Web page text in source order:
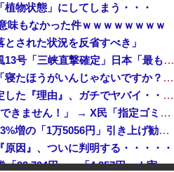
植物状態」にしてしまう・・・
味もなかった件ｗｗｗｗｗｗｗｗ
された状況を反省すべき」
中国「大洪水！」三峡ダム「決壊危機」台風13号「三峡直撃確定」日本「最も強い勢力で接近！（伊勢湾台風級」台風13号と15号「中国本土でぶつかり合...
ショートスリーパー堀大輔さん、生配信で「寝たほうがいんじゃないですか？」というコメントにブチギレ！ガチで怖すぎると話題に・・・
【悲報】リュウジ氏、冷やし中華を完全否定した『理由』、ガチでヤバイ・・・・・・
【悲報】財務省「レジ都合で消費税を0％にできません！」 → X民「指定ゴミ袋を買ってレシート見たら消費税はゼロになるんだけど？」ｗｗｗｗｗｗｗｗ...
【速報】人事院、2年連続で国家公務員月給3%増の「1万5056円」引き上げ勧告 2年で6%超え
因』、ついに判明する・・・・・
『クローバー』全巻「99円」セール！全43巻「22,704円」→「4,257円」！実写ドラマ化もされたチャンピオンが誇る名作ヤンキー漫画！『ドロ...